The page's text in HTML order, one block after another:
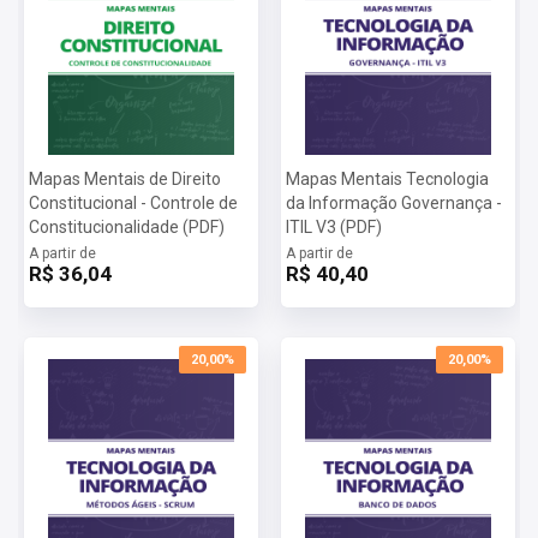
• Emprego irregular de verbas ou rendas públicas;
• Concussão;
• Excesso de exação;
• Facilitação de contrabando ou descaminho;
• Prevaricação;
• Prevaricação - por Equiparação;
• Condescendência criminosa;
• Advocacia Administrativa;
• Exercício funcional ilegalmente antecipado ou prolongado;
• Violação de sigilo funcional;
• Resistência (art. 329);
• Desobediência (art. 330) e Desacato (art. 331);
• Tráfico de Influência (art. 332);
Mapas Mentais de Direito
Constitucional - Controle de
Constitucionalidade (PDF)
A partir de
R$ 36,04
Mapas Mentais Tecnologia
da Informação Governança -
ITIL V3 (PDF)
A partir de
R$ 40,40
20,00% 20,00%